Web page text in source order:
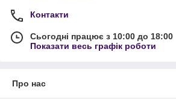
Контакти
Сьогодні працює з 10:00 до 18:00
Показати весь графік роботи
Про нас